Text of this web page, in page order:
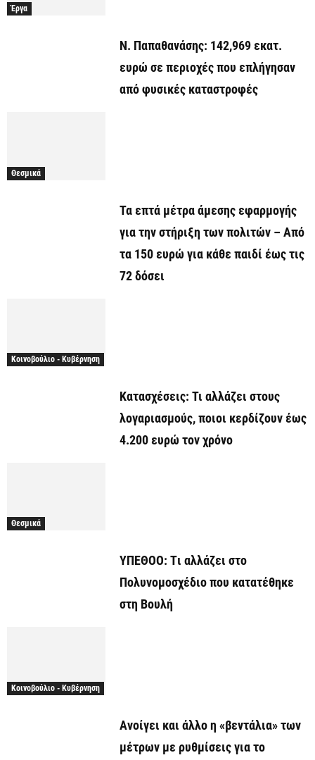
Έργα
Ν. Παπαθανάσης: 142,969 εκατ.
ευρώ σε περιοχές που επλήγησαν
από φυσικές καταστροφές
Θεσμικά
Τα επτά μέτρα άμεσης εφαρμογής
για την στήριξη των πολιτών – Από
τα 150 ευρώ για κάθε παιδί έως τις
72 δόσει
Κοινοβούλιο - Κυβέρνηση
Κατασχέσεις: Τι αλλάζει στους
λογαριασμούς, ποιοι κερδίζουν έως
4.200 ευρώ τον χρόνο
Θεσμικά
ΥΠΕΘΟΟ: Tι αλλάζει στο
Πολυνομοσχέδιο που κατατέθηκε
στη Βουλή
Κοινοβούλιο - Κυβέρνηση
Ανοίγει και άλλο η «βεντάλια» των
μέτρων με ρυθμίσεις για το